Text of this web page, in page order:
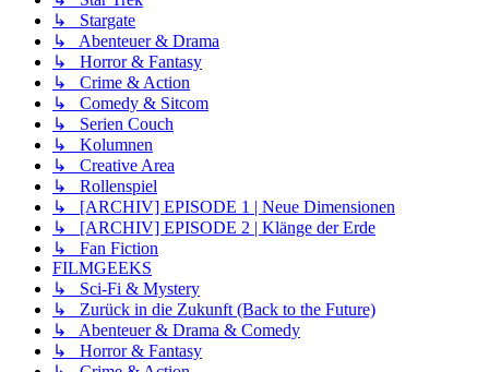
↳ Stargate
↳ Abenteuer & Drama
↳ Horror & Fantasy
↳ Crime & Action
↳ Comedy & Sitcom
↳ Serien Couch
↳ Kolumnen
↳ Creative Area
↳ Rollenspiel
↳ [ARCHIV] EPISODE 1 | Neue Dimensionen
↳ [ARCHIV] EPISODE 2 | Klänge der Erde
↳ Fan Fiction
FILMGEEKS
↳ Sci-Fi & Mystery
↳ Zurück in die Zukunft (Back to the Future)
↳ Abenteuer & Drama & Comedy
↳ Horror & Fantasy